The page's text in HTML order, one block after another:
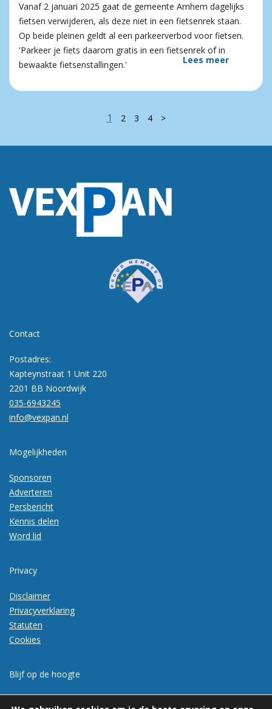
Vanaf 2 januari 2025 gaat de gemeente Arnhem dagelijks
fietsen verwijderen, als deze niet in een fietsenrek staan.
Op beide pleinen geldt al een parkeerverbod voor fietsen.
'Parkeer je fiets daarom gratis in een fietsenrek of in
bewaakte fietsenstallingen.'
Lees meer
1 2 3 4 >
Contact
Postadres:
Kapteynstraat 1 Unit 220
2201 BB Noordwijk
035-6943245
info@vexpan.nl
Mogelijkheden
Sponsoren
Adverteren
Persbericht
Kennis delen
Word lid
Privacy
Disclaimer
Privacyverklaring
Statuten
Cookies
Blijf op de hoogte